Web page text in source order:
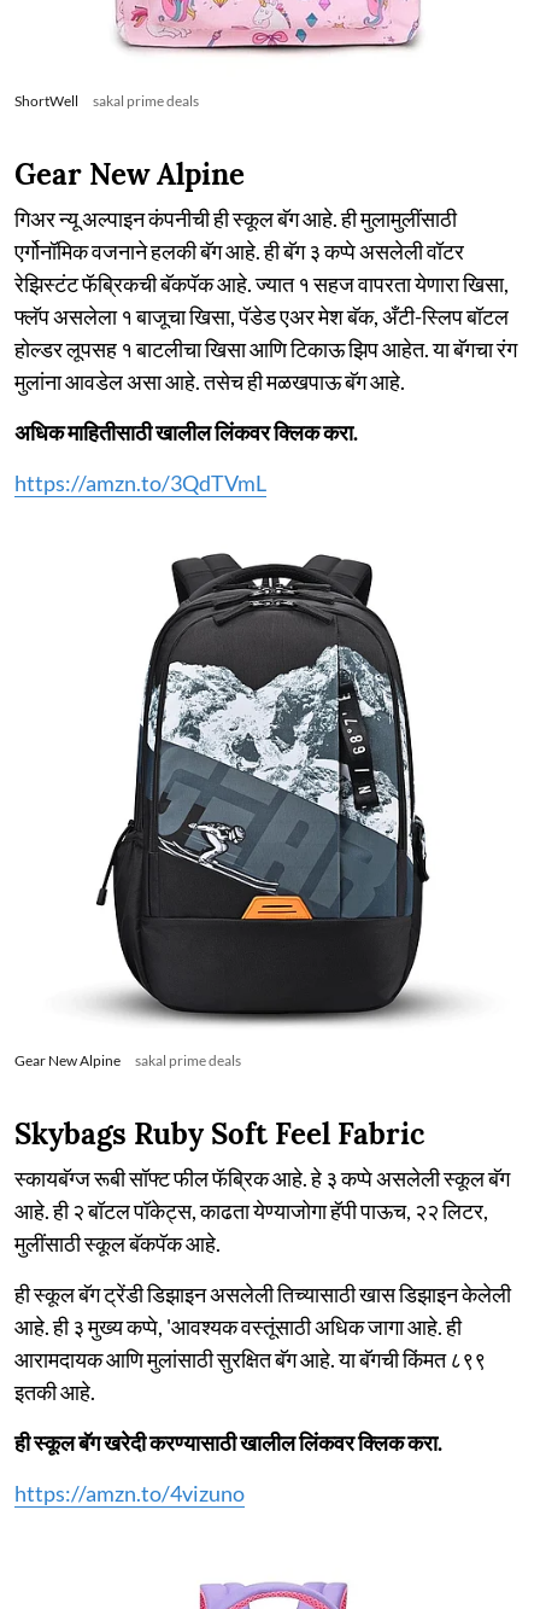
ShortWell sakal prime deals
Gear New Alpine
गिअर न्यू अल्पाइन कंपनीची ही स्कूल बॅग आहे. ही मुलामुलींसाठी
एर्गोनॉमिक वजनाने हलकी बॅग आहे. ही बॅग ३ कप्पे असलेली वॉटर
रेझिस्टंट फॅब्रिकची बॅकपॅक आहे. ज्यात १ सहज वापरता येणारा खिसा,
फ्लॅप असलेला १ बाजूचा खिसा, पॅडेड एअर मेश बॅक, अँटी-स्लिप बॉटल
होल्डर लूपसह १ बाटलीचा खिसा आणि टिकाऊ झिप आहेत. या बॅगचा रंग
मुलांना आवडेल असा आहे. तसेच ही मळखपाऊ बॅग आहे.
अधिक माहितीसाठी खालील लिंकवर क्लिक करा.
https://amzn.to/3QdTVmL
Gear New Alpine sakal prime deals
Skybags Ruby Soft Feel Fabric
स्कायबॅग्ज रूबी सॉफ्ट फील फॅब्रिक आहे. हे ३ कप्पे असलेली स्कूल बॅग
आहे. ही २ बॉटल पॉकेट्स, काढता येण्याजोगा हॅपी पाऊच, २२ लिटर,
मुलींसाठी स्कूल बॅकपॅक आहे.
ही स्कूल बॅग ट्रेंडी डिझाइन असलेली तिच्यासाठी खास डिझाइन केलेली
आहे. ही ३ मुख्य कप्पे, 'आवश्यक वस्तूंसाठी अधिक जागा आहे. ही
आरामदायक आणि मुलांसाठी सुरक्षित बॅग आहे. या बॅगची किंमत ८९९
इतकी आहे.
ही स्कूल बॅग खरेदी करण्यासाठी खालील लिंकवर क्लिक करा.
https://amzn.to/4vizuno